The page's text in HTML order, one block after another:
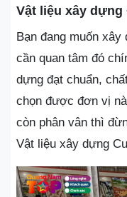
Vật liệu xây
Bạn đang muốn
cần quan tâm đó
dựng đạt chuẩn,
chọn được đơn vị
còn phân vân thì
Vật liệu xây dựng